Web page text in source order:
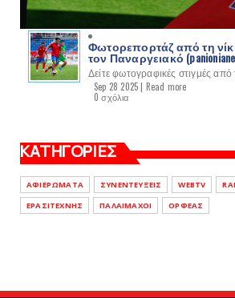
Φωτορεπορτάζ από τη
τον Παναργειακό
Δείτε φωτογραφικές στιγμές από
Sep 28 2025 | Read more
0 σχόλια
ΚΑΤΗΓΟΡΙΕΣ
ΑΦΙΕΡΩΜΑΤΑ ΣΥΝΕΝΤΕΥΞΕΙΣ WEBTV
ΕΡΑΣΙΤΕΧΝΗΣ
ΠΑΛΑΙΜΑΧΟΙ ΟΡΦΕΑΣ